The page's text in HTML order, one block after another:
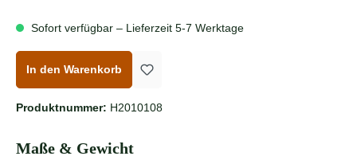
Sofort verfügbar – Lieferzeit 5-7 Werktage
In den Warenkorb
Produktnummer: H2010108
Maße & Gewicht